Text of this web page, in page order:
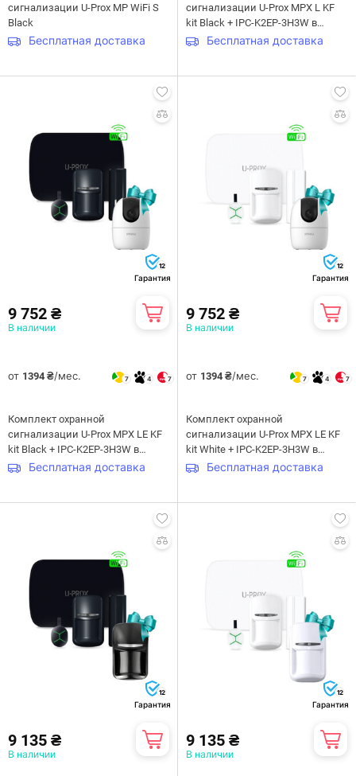
сигнализации U-Prox MP WiFi S
Black
Бесплатная доставка
сигнализации U-Prox MPX L KF
kit Black + IPC-K2EP-3H3W в
подарокБесплатная доставка
12
Гарантия
9 752 ₴
В наличии
от 1394 ₴/мес. 7 4 7
Комплект охранной
сигнализации U-Prox MPX LE KF
kit Black + IPC-K2EP-3H3W в
подарокБесплатная доставка
12
Гарантия
9 752 ₴
В наличии
от 1394 ₴/мес. 7 4 7
Комплект охранной
сигнализации U-Prox MPX LE KF
kit White + IPC-K2EP-3H3W в
подарокБесплатная доставка
12
Гарантия
9 135 ₴
В наличии
12
Гарантия
9 135 ₴
В наличии